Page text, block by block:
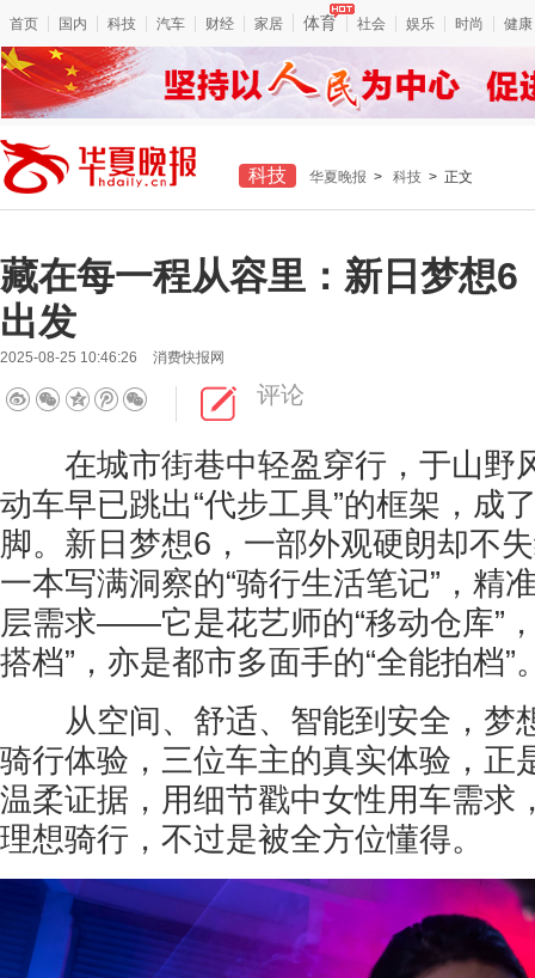
首页 国内 科技 汽车 财经 家居 体育 社会 娱乐 时尚 健康
科技 华夏晚报 > 科技 > 正文
藏在每一程从容里：新日梦想6
出发
2025-08-25 10:46:26 消费快报网
评论
在城市街巷中轻盈穿行，于山野
动车早已跳出“代步工具”的框架，成
脚。新日梦想6，一部外观硬朗却不
一本写满洞察的“骑行生活笔记”，精
层需求——它是花艺师的“移动仓库”
搭档”，亦是都市多面手的“全能拍档”
从空间、舒适、智能到安全，梦
骑行体验，三位车主的真实体验，正
温柔证据，用细节戳中女性用车需求
理想骑行，不过是被全方位懂得。